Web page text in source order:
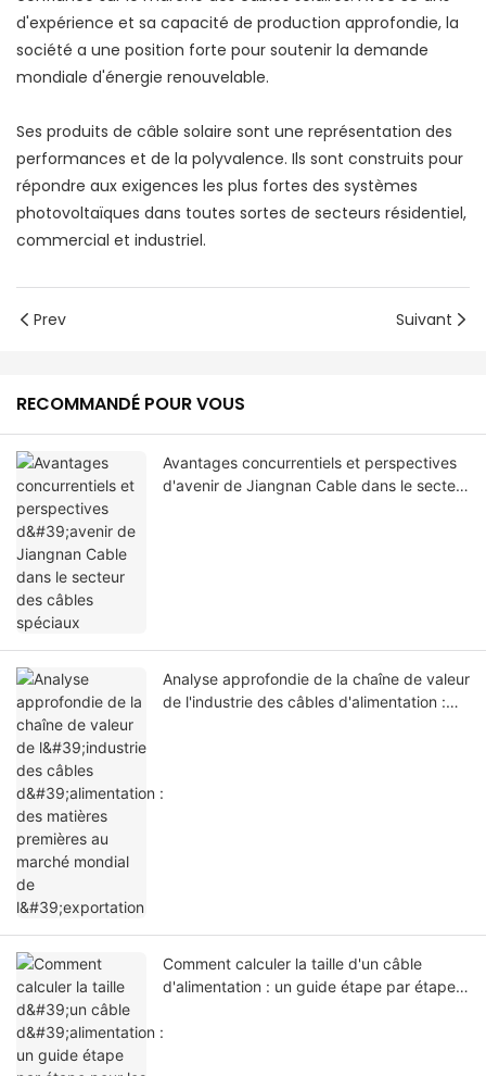
d'expérience et sa capacité de production approfondie, la
société a une position forte pour soutenir la demande
mondiale d'énergie renouvelable.
Ses produits de câble solaire sont une représentation des
performances et de la polyvalence. Ils sont construits pour
répondre aux exigences les plus fortes des systèmes
photovoltaïques dans toutes sortes de secteurs résidentiel,
commercial et industriel.
Prev Suivant
RECOMMANDÉ POUR VOUS
Avantages concurrentiels et perspectives
d'avenir de Jiangnan Cable dans le secteur
Analyse approfondie de la chaîne de valeur
de l'industrie des câbles d'alimentation :
Comment calculer la taille d'un câble
d'alimentation : un guide étape par étape